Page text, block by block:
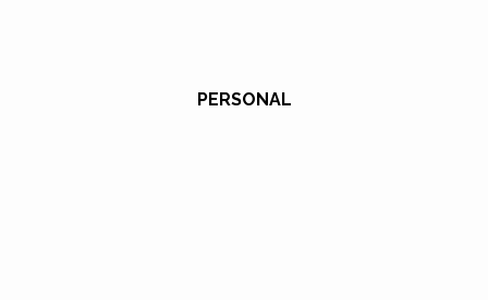
PERSONAL